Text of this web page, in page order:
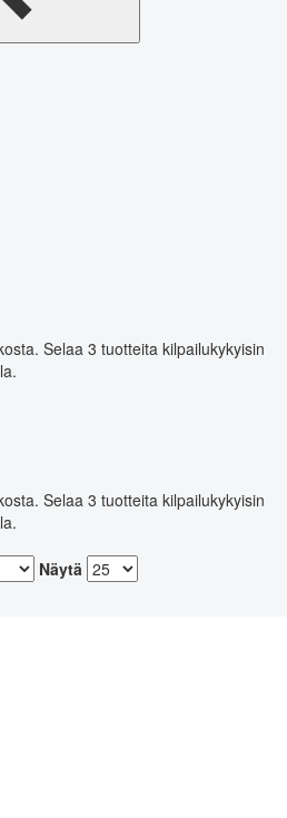
Selaa 3 tuotteita kilpailukykyisin
Selaa 3 tuotteita kilpailukykyisin
Näytä